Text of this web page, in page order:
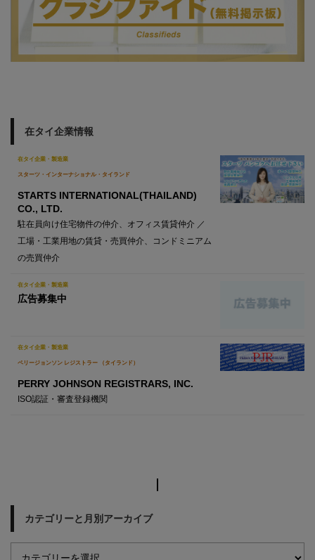
在タイ企業情報
在タイ企業・製造業
スターツ・インターナショナル・タイランド
STARTS INTERNATIONAL(THAILAND)
CO., LTD.
駐在員向け住宅物件の仲介、オフィス賃貸仲介 ／
工場・工業用地の賃貸・売買仲介、コンドミニアム
の売買仲介
在タイ企業・製造業
広告募集中
在タイ企業・製造業
ペリージョンソン レジストラー （タイランド）
PERRY JOHNSON REGISTRARS, INC.
ISO認証・審査登録機関
カテゴリーと月別アーカイブ